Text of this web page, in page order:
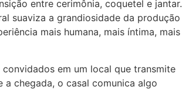
entre cerimônia, coquetel e jantar.
suaviza a grandiosidade da produção
mais humana, mais íntima, mais
em um local que transmite
a chegada, o casal comunica algo